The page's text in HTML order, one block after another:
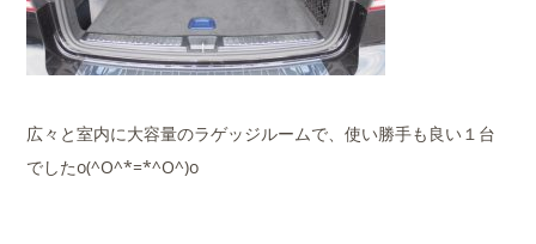
広々と室内に大容量のラゲッジルームで、使い勝手も良い１台
でしたo(^O^*=*^O^)o